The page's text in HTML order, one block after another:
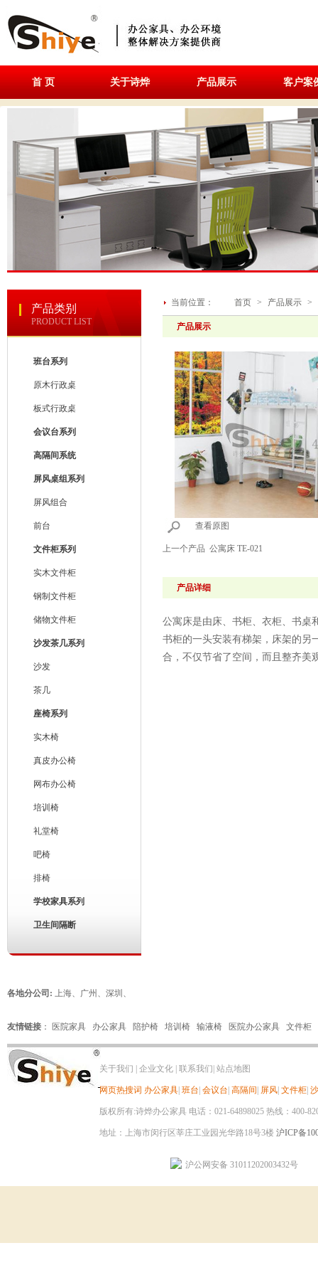
首 页 关于诗烨 产品展示 客户案
产品类别
PRODUCT LIST
班台系列
原木行政桌
板式行政桌
会议台系列
高隔间系统
屏风桌组系列
屏风组合
前台
文件柜系列
实木文件柜
钢制文件柜
储物文件柜
沙发茶几系列
沙发
茶几
座椅系列
实木椅
真皮办公椅
网布办公椅
培训椅
礼堂椅
吧椅
排椅
学校家具系列
卫生间隔断
当前位置： 首页 > 产品展示 >
产品展示
查看原图
上一个产品 公寓床 TE-021
产品详细
公寓床是由床、书柜、衣柜、书桌
书柜的一头安装有梯架，床架的另
合，不仅节省了空间，而且整齐美
各地分公司: 上海、 广州 、 深圳 、
友情链接 ： 医院家具 办公家具 陪护椅 培训椅 输液椅 医院办公家具 文件柜
关于我们 企业文化 联系我们 站点地图
网页热搜词 办公家具 班台 会议台 高隔间 屏风 文件柜
版权所有:诗烨办公家具 电话：021-64898025 热线：400-
地址：上海市闵行区莘庄工业园光华路18号3楼 沪ICP备
沪公网安备 31011202003432号